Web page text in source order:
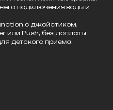
подключения воды и
с джойстиком,
или Push, без доплаты
детского приема